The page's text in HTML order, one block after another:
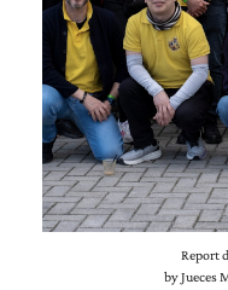
Report
byJueces